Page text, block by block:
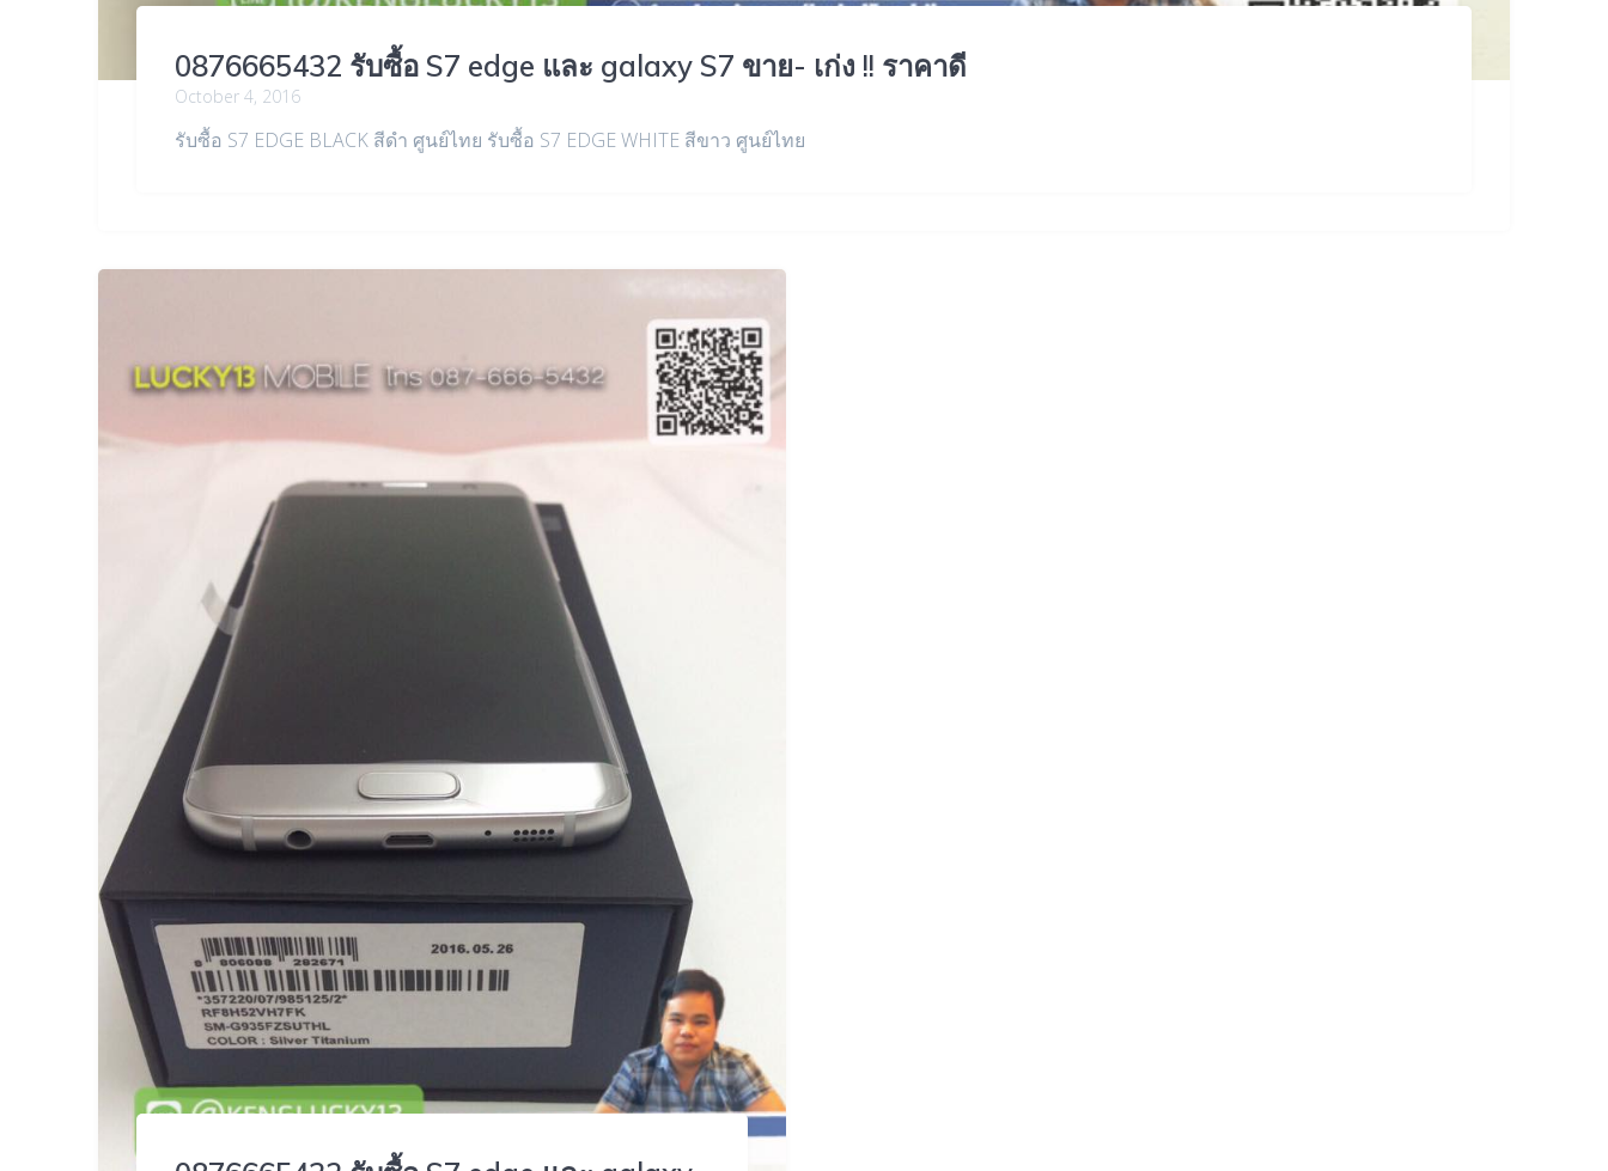
0876665432 รับซื้อ S7 edge และ galaxy S7 ขาย- เก่ง !! ราคาดี
October 4, 2016
รับซื้อ S7 EDGE BLACK สีดำ ศูนย์ไทย รับซื้อ S7 EDGE WHITE สีขาว ศูนย์ไทย